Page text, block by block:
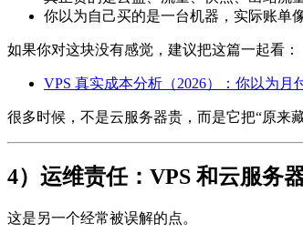
你以为自己买的是一台机器，实际账单
如果你对这块没有感觉，建议把这篇一起看：
VPS 真实成本分析（2026）：你以为月
很多时候，不是云服务器贵，而是它把“原来
4）运维责任：VPS 和云服务
这是另一个经常被误解的点。